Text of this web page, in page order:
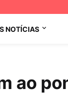
NOTÍCIAS
ao